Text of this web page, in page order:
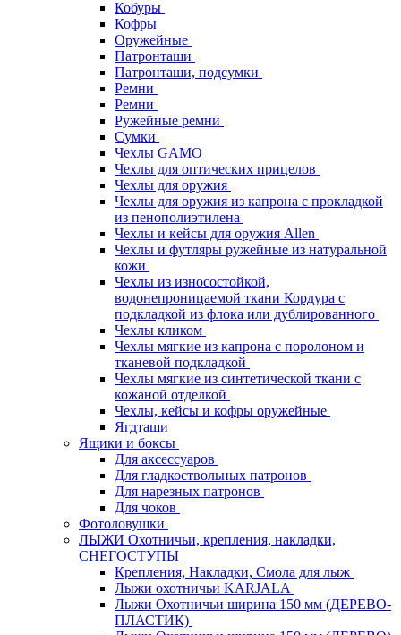
Кобуры
Кофры
Оружейные
Патронташи
Патронташи, подсумки
Ремни
Ремни
Ружейные ремни
Сумки
Чехлы GAMO
Чехлы для оптических прицелов
Чехлы для оружия
Чехлы для оружия из капрона с прокладкой
из пенополиэтилена
Чехлы и кейсы для оружия Allen
Чехлы и футляры ружейные из натуральной
кожи
Чехлы из износостойкой,
водонепроницаемой ткани Кордура с
подкладкой из флока или дублированного
Чехлы кликом
Чехлы мягкие из капрона с поролоном и
тканевой подкладкой
Чехлы мягкие из синтетической ткани с
кожаной отделкой
Чехлы, кейсы и кофры оружейные
Ягдташи
Ящики и боксы
Для аксессуаров
Для гладкоствольных патронов
Для нарезных патронов
Для чоков
Фотоловушки
ЛЫЖИ Охотничьи, крепления, накладки,
СНЕГОСТУПЫ
Крепления, Накладки, Смола для лыж
Лыжи охотничьи KARJALA
Лыжи Охотничьи ширина 150 мм (ДЕРЕВО-
ПЛАСТИК)